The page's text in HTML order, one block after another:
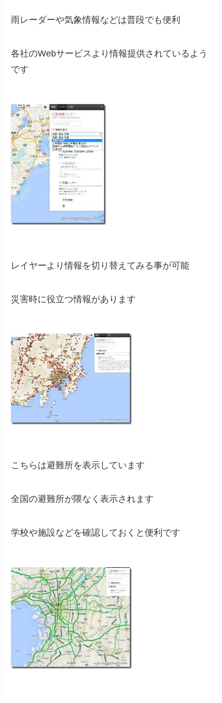
雨レーダーや気象情報などは普段でも便利
各社のWebサービスより情報提供されているよう
です
レイヤーより情報を切り替えてみる事が可能
災害時に役立つ情報があります
こちらは避難所を表示しています
全国の避難所が隈なく表示されます
学校や施設などを確認しておくと便利です